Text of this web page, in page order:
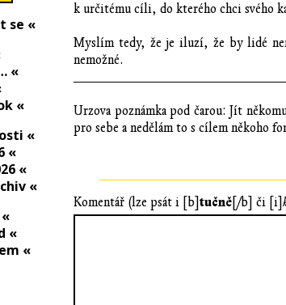
k určitému cíli, do kterého chci svého
Myslím tedy, že je iluzí, že by lidé
nemožné.
Urzova poznámka pod čarou: Jít
pro sebe a nedělám to s cílem někoho
Komentář (lze psát i [b] tučně [/b] či [i]
se «
«
«
«
«
«
«
«
«